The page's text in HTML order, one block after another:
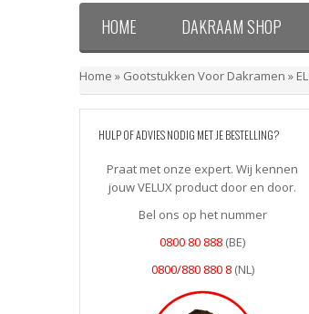
HOME DAKRAAM SHOP
Home » Gootstukken Voor Dakramen » EL
HULP OF ADVIES NODIG MET JE BESTELLING?
Praat met onze expert. Wij kennen
jouw VELUX product door en door.
Bel ons op het nummer
0800 80 888 (BE)
0800/880 880 8(NL)